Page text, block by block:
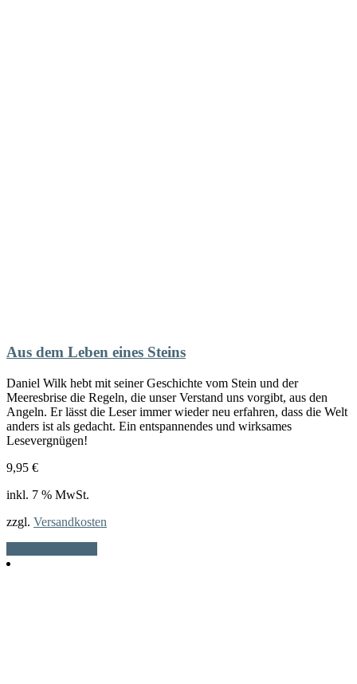
Aus dem Leben eines Steins
Daniel Wilk hebt mit seiner Geschichte vom Stein und der
Meeresbrise die Regeln, die unser Verstand uns vorgibt, aus den
Angeln. Er lässt die Leser immer wieder neu erfahren, dass die Welt
anders ist als gedacht. Ein entspannendes und wirksames
Lesevergnügen!
9,95 €
inkl. 7 % MwSt.
zzgl. Versandkosten